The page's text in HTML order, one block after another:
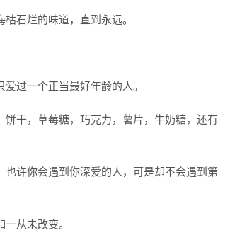
石烂的味道，直到永远。
过一个正当最好年龄的人。
干，草莓糖，巧克力，薯片，牛奶糖，还有
许你会遇到你深爱的人，可是却不会遇到第
从未改变。